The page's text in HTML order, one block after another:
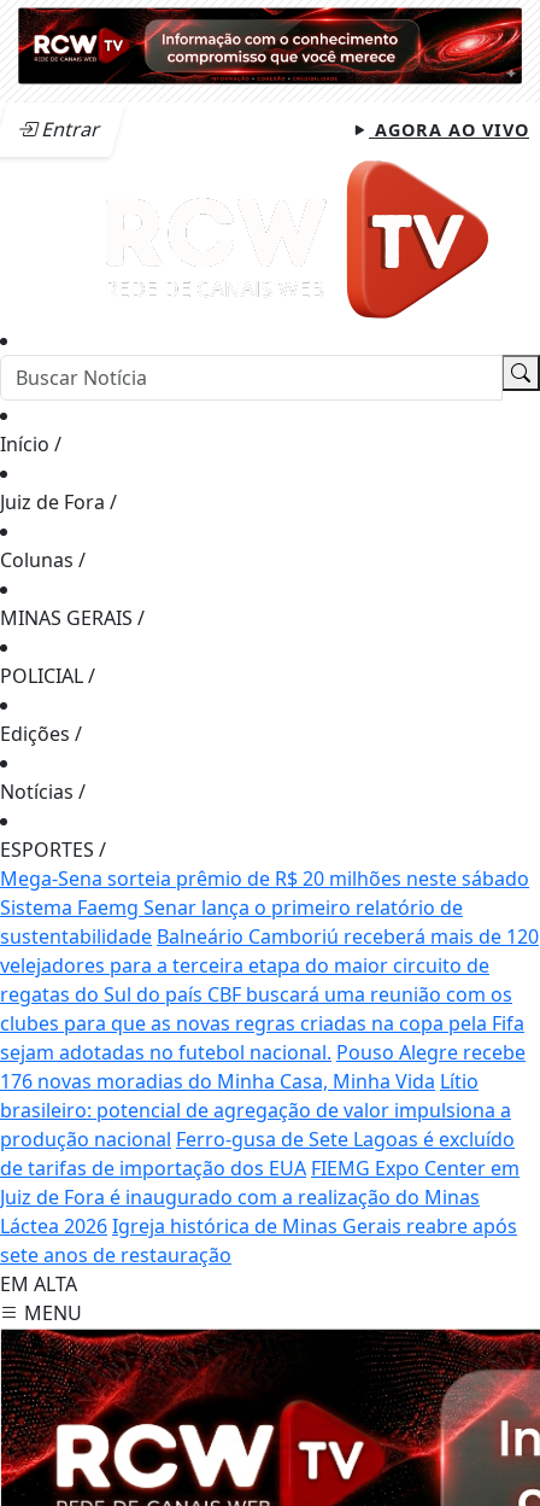
Entrar AGORA AO VIVO
Início /
Juiz de Fora /
Colunas /
MINAS GERAIS /
POLICIAL/
Edições /
Notícias /
ESPORTES /
Mega-Sena sorteia prêmio de R$ 20 milhões neste sábado
Sistema Faemg Senar lança o primeiro relatório de
sustentabilidade Balneário Camboriú receberá mais de 120
velejadores para a terceira etapa do maior circuito de
regatas do Sul do país CBF buscará uma reunião com os
clubes para que as novas regras criadas na copa pela Fifa
sejam adotadas no futebol nacional. Pouso Alegre recebe
176 novas moradias do Minha Casa, Minha Vida Lítio
brasileiro: potencial de agregação de valor impulsiona a
produção nacional Ferro-gusa de Sete Lagoas é excluído
de tarifas de importação dos EUA FIEMG Expo Center em
Juiz de Fora é inaugurado com a realização do Minas
Láctea 2026Igreja histórica de Minas Gerais reabre após
sete anos de restauração
EM ALTA
MENU